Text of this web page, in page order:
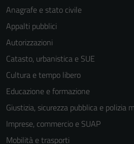
Anagrafe e stato civile
Appalti pubblici
Autorizzazioni
Catasto, urbanistica e SUE
Cultura e tempo libero
Educazione e formazione
Giustizia, sicurezza pubblica e polizia
Imprese, commercio e SUAP
Mobilità e trasporti